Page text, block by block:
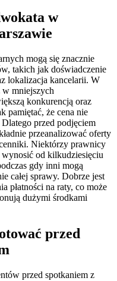
w
mogą się znacznie
takich jak doświadczenie
lokalizacja kancelarii. W
w mniejszych
konkurencją oraz
pamiętać, że cena nie
przed podjęciem
przeanalizować oferty
Niektórzy prawnicy
od kilkudziesięciu
gdy inni mogą
całej sprawy. Dobrze jest
płatności na raty, co może
dużymi środkami
przed
przed spotkaniem z